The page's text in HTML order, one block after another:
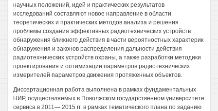
научных положений, идей и практических результатов
исследований составляют новое направление в области
теоретических и практических методов анализа и решения
проблемы создания эффективных радиотехнических устройств
обнаружения ближнего действия в части вероятностных характерик
обнаружения и законов распределения дальности действия
радиотехнических устройств охраны, а также разработки методики
проектирования и оптимизации параметров радиотехнических
измерителей параметров движения протяженных объектов.
Диссертационная работа выполнена в рамках фундаментальных
НИР, осуществляемых в Поволжском государственном университете
сервиса в 2011— 2015 гг. в рамках тематического плана по заданию